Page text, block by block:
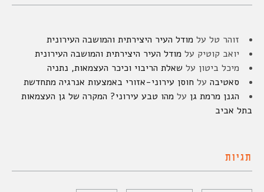
זוהר טל על מודל העיר היצירתית והמושבה העירונית
יואב קוטיק על מודל העיר היצירתית והמושבה העירונית
מיכל ביטון על שאלת הריבוי וכיכר העצמאות, נתניה
סאטיבה על חוסן עירוני-אזורי באמצעות אנרגיה מתחדשת
הגנן מרמת גן על מהו טבע עירוני? המקרה של גן העצמאות
בתל אביב
תגיות